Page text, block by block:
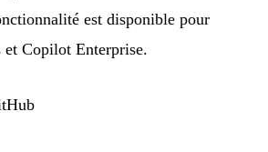
est disponible pour
Copilot Enterprise.